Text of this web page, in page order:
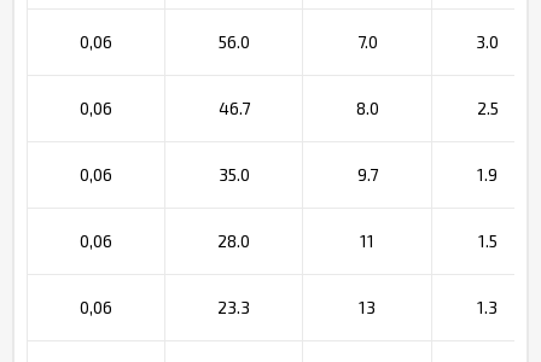
0,06 56.0 7.0 3.0
0,06 46.7 8.0 2.5
0,06 35.0 9.7 1.9
0,06 28.0 11 1.5
0,06 23.3 13 1.3